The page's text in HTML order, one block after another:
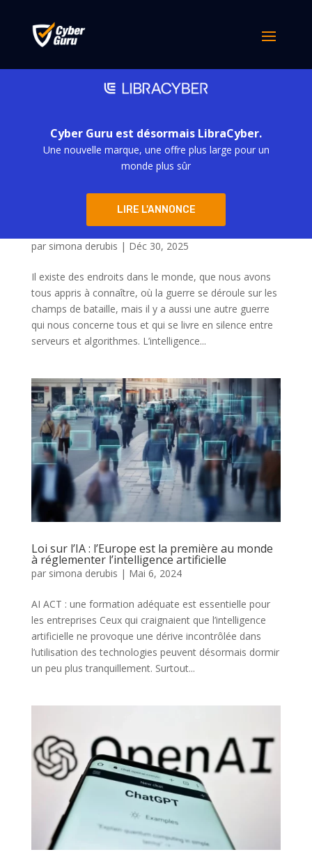
Cyber Guru est désormais LibraCyber.
Une nouvelle marque, une offre plus large pour un
monde plus sûr
LIRE L'ANNONCE
L’IA et la cybercriminalité : la guerre est
mondiale. La défense doit être sur plusieurs
par simona derubis | Déc 30, 2025
Il existe des endroits dans le monde, que nous avons
tous appris à connaître, où la guerre se déroule sur les
champs de bataille, mais il y a aussi une autre guerre
qui nous concerne tous et qui se livre en silence entre
serveurs et algorithmes. L’intelligence...
Loi sur l’IA : l’Europe est la première au monde
à réglementer l’intelligence artificielle
par simona derubis | Mai 6, 2024
AI ACT : une formation adéquate est essentielle pour
les entreprises Ceux qui craignaient que l’intelligence
artificielle ne provoque une dérive incontrôlée dans
l’utilisation des technologies peuvent désormais dormir
un peu plus tranquillement. Surtout...